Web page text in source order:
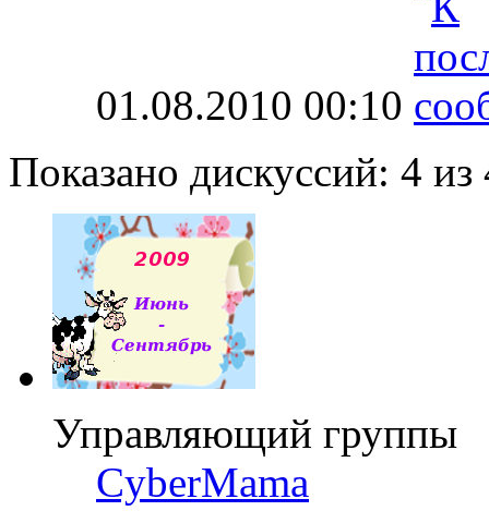
01.08.2010 00:10
Показано дискуссий: 4 из
Управляющий группы
CyberMama